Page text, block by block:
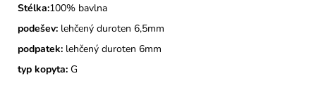
Stélka:100% bavlna
podešev: lehčený duroten 6,5mm
podpatek: lehčený duroten 6mm
typ kopyta: G